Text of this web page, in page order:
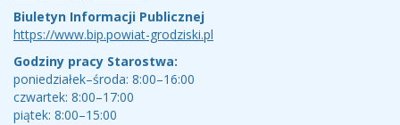
Biuletyn Informacji Publicznej
https://www.bip.powiat-grodziski.pl
Godziny pracy Starostwa:
poniedziałek–środa: 8:00–16:00
czwartek: 8:00–17:00
piątek: 8:00–15:00